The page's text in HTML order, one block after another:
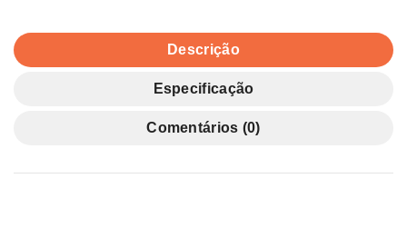
Descrição
Especificação
Comentários (0)